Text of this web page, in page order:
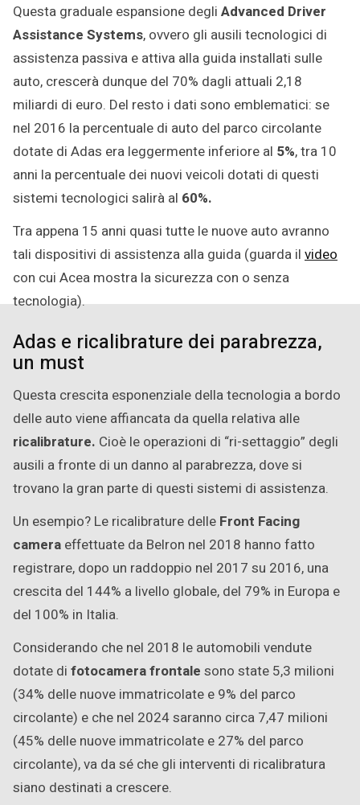
Questa graduale espansione degli Advanced Driver
Assistance Systems, ovvero gli ausili tecnologici di
assistenza passiva e attiva alla guida installati sulle
auto, crescerà dunque del 70% dagli attuali 2,18
miliardi di euro. Del resto i dati sono emblematici: se
nel 2016 la percentuale di auto del parco circolante
dotate di Adas era leggermente inferiore al 5%, tra 10
anni la percentuale dei nuovi veicoli dotati di questi
sistemi tecnologici salirà al 60%.
Tra appena 15 anni quasi tutte le nuove auto avranno
tali dispositivi di assistenza alla guida (guarda il video
con cui Acea mostra la sicurezza con o senza
tecnologia).
Adas e ricalibrature dei parabrezza,
un must
Questa crescita esponenziale della tecnologia a bordo
delle auto viene affiancata da quella relativa alle
ricalibrature. Cioè le operazioni di “ri-settaggio” degli
ausili a fronte di un danno al parabrezza, dove si
trovano la gran parte di questi sistemi di assistenza.
Un esempio? Le ricalibrature delle Front Facing
camera effettuate da Belron nel 2018 hanno fatto
registrare, dopo un raddoppio nel 2017 su 2016, una
crescita del 144% a livello globale, del 79% in Europa e
del 100% in Italia.
Considerando che nel 2018 le automobili vendute
dotate di fotocamera frontale sono state 5,3 milioni
(34% delle nuove immatricolate e 9% del parco
circolante) e che nel 2024 saranno circa 7,47 milioni
(45% delle nuove immatricolate e 27% del parco
circolante), va da sé che gli interventi di ricalibratura
siano destinati a crescere.